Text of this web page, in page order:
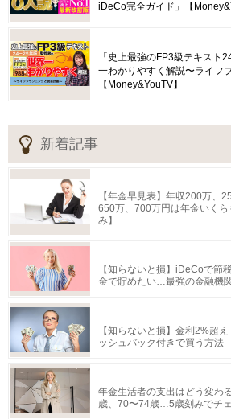
iDeCo完全ガイド」【
「史上最強のFP3級テキスト
一わかりやすく解説〜ライフ
【Money&YouTV】
新着記事
【年金早見表】年収200万、
650万、700万円は年金いくら
み】
【知らないと損】iDeCoで節
金で貯めたい…最強の金融機
【知らないと損】金利2%超
ッシュバック付きで買う方法
年金生活者の支出はどう変わ
歳、70〜74歳…5歳刻みでチ